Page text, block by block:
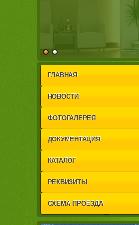
1
2
ГЛАВНАЯ
НОВОСТИ
ФОТОГАЛЕРЕЯ
ДОКУМЕНТАЦИЯ
КАТАЛОГ
РЕКВИЗИТЫ
СХЕМА ПРОЕЗДА